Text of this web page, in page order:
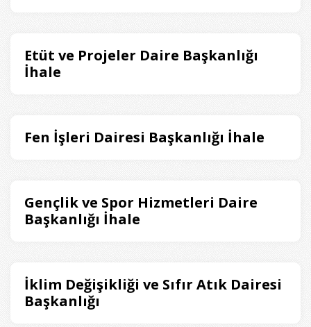
Etüt ve Projeler Daire Başkanlığı
İhale
Fen İşleri Dairesi Başkanlığı İhale
Gençlik ve Spor Hizmetleri Daire
Başkanlığı İhale
İklim Değişikliği ve Sıfır Atık Dairesi
Başkanlığı